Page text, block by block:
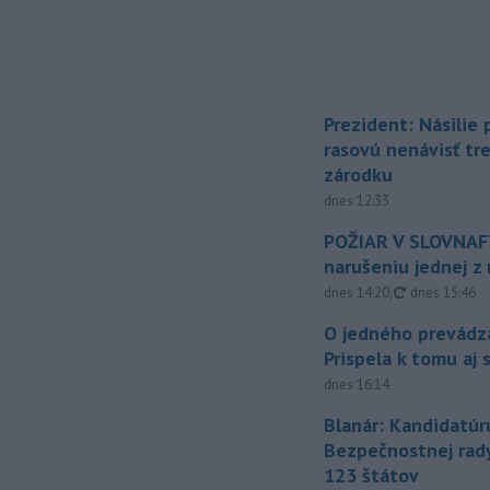
Prezident: Násilie
rasovú nenávisť
zárodku
dnes 12:33
POŽIAR V
narušeniu jednej z
dnes 14:20, aktualizované
dnes 15:46
O jedného
Prispela k tomu aj
dnes 16:14
Blanár:
Bezpečnostnej
123 štátov